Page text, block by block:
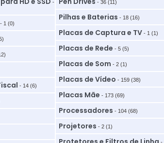
-
- 1 (0)
- 14 (6)
- 36 (11)
Pilhas e Baterias - 18 (16)
Placas de Captura e TV- 1 (1)
Placas de Rede - 5 (5)
Placas de Som - 2 (1)
Placas de Vídeo - 159 (38)
Placas Mãe - 173 (69)
Processadores - 104 (68)
Projetores - 2 (1)